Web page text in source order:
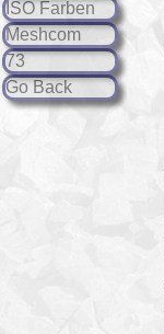
ISO Farben
Meshcom
73
Go Back